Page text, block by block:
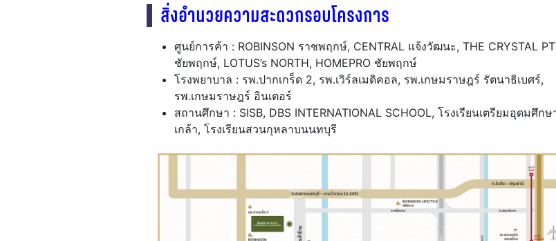
สิ่งอำนวยความสะดวกรอบโครงการ
ศูนย์การค้า : ROBINSON ราชพฤกษ์, CENTRAL แจ้งวัฒนะ, THE CRYSTAL
ชัยพฤกษ์, LOTUS’s NORTH, HOMEPRO ชัยพฤกษ์
โรงพยาบาล : รพ.ปากเกร็ด 2, รพ.เวิร์ลเมดิคอล, รพ.เกษมราษฎร์ รัตนาธิเบศร์,
รพ.เกษมราษฎร์ อินเตอร์
สถานศึกษา : SISB, DBS INTERNATIONAL SCHOOL, โรงเรียนเตรียมอุดมศึก
เกล้า, โรงเรียนสวนกุหลาบนนทบุรี